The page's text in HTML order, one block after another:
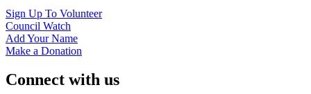
Sign Up To Volunteer
Council Watch
Add YourName
Make a Donation
Connect with us